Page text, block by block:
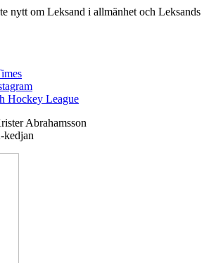
nytt om Leksand i allmänhet och Leksands
Hockey League